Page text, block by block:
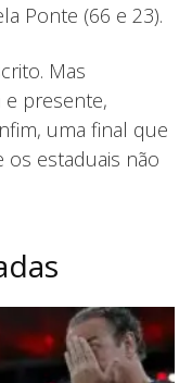
Ponte (66 e 23).
Mas
e presente,
uma final que
os estaduais não